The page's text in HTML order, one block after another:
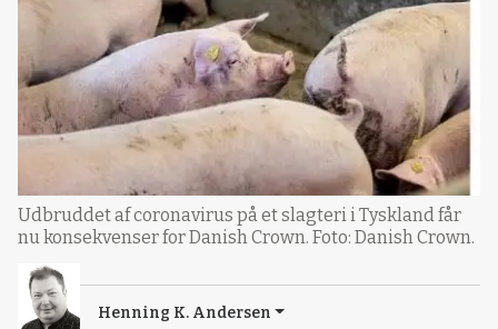
Udbruddet af coronavirus på et slagteri i Tyskland får
nu konsekvenser for Danish Crown. Foto: Danish Crown.
Henning K. Andersen